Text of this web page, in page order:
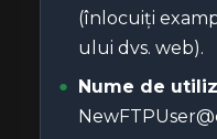
(înlocuiți
ului dvs. web).
Nume de